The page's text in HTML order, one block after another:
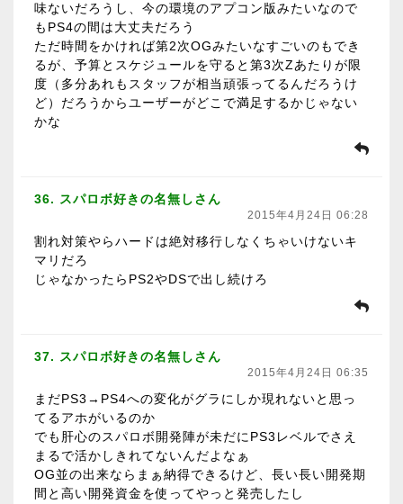
味ないだろうし、今の環境のアプコン版みたいなので
もPS4の間は大丈夫だろう
ただ時間をかければ第2次OGみたいなすごいのもでき
るが、予算とスケジュールを守ると第3次Zあたりが限
度（多分あれもスタッフが相当頑張ってるんだろうけ
ど）だろうからユーザーがどこで満足するかじゃない
かな
36. スパロボ好きの名無しさん
2015年4月24日 06:28
割れ対策やらハードは絶対移行しなくちゃいけないキ
マリだろ
じゃなかったらPS2やDSで出し続けろ
37. スパロボ好きの名無しさん
2015年4月24日 06:35
まだPS3→PS4への変化がグラにしか現れないと思っ
てるアホがいるのか
でも肝心のスパロボ開発陣が未だにPS3レベルでさえ
まるで活かしきれてないんだよなぁ
OG並の出来ならまぁ納得できるけど、長い長い開発期
間と高い開発資金を使ってやっと発売したし